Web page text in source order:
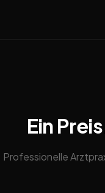
Ein
Professionelle